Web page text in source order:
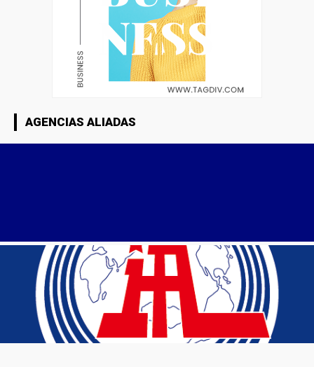
AGENCIAS ALIADAS